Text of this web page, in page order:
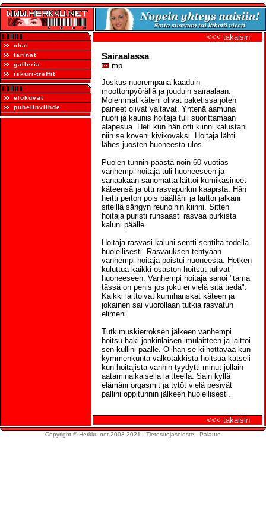
chat
tarinat
galleria
iskuri-treffit
elokuvat
puhelinviihde
<<< takaisin
Sairaalassa
mp
Joskus nuorempana kaaduin
moottoripyörällä ja jouduin sairaalaan.
Molemmat käteni olivat paketissa joten
paineet olivat valtavat. Yhtenä aamuna
nuori ja kaunis hoitaja tuli suorittamaan
alapesua. Heti kun hän otti kiinni kalustani
niin se koveni kivikovaksi. Hoitaja lähti
lähes juosten huoneesta ulos.
Puolen tunnin päästä noin 60-vuotias
vanhempi hoitaja tuli huoneeseen ja
sanaakaan sanomatta laittoi kumikäsineet
käteensä ja otti rasvapurkin kaapista. Hän
heitti peiton pois päältäni ja laittoi jalkani
siteillä sängyn reunoihin kiinni. Sitten
hoitaja puristi runsaasti rasvaa purkista
kaluni päälle.
Hoitaja rasvasi kaluni sentti sentiltä todella
huolellisesti. Rasvauksen tehtyään
vanhempi hoitaja poistui huoneesta. Hetken
kuluttua kaikki osaston hoitsut tulivat
huoneeseen. Vanhempi hoitaja sanoi "tämä
tässä on penis jos joku ei vielä sitä tiedä".
Kaikki laittoivat kumihanskat käteen ja
jokainen sai vuorollaan tutkia rasvatun
elimeni.
Tutkimuskierroksen jälkeen vanhempi
hoitsu haki jonkinlaisen imulaitteen ja laittoi
sen kullini päälle. Olihan se kiihottavaa kun
kymmenkunta valkotakkista hoitsua katseli
kun hoitajista vanhin tyydytti minut jollain
aataminaikaisella laitteella. Sain kyllä
elämäni orgasmit ja tytöt vielä pesivät
pallini oppitunnin jälkeen huolellisesti.
<<< takaisin
Copyright © Herkku.net 2003-2021 - Tietosuojaseloste - Palaute